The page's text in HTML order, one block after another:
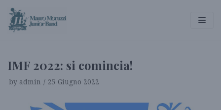
Vai
al
IMF 2022: si comincia!
by admin 25 Giugno 2022